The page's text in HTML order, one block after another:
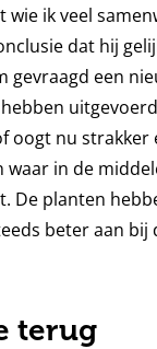
ik veel
dat hij
gevraagd een
oogt nu strakker
waar in de
De planten
beter aan bij
terug